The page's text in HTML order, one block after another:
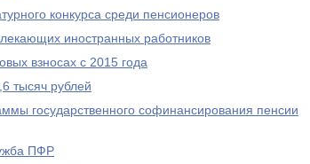
конкурса среди пенсионеров
иностранных работников
взносах с 2015 года
тысяч рублей
государственного софинансирования пенсии
ПФР